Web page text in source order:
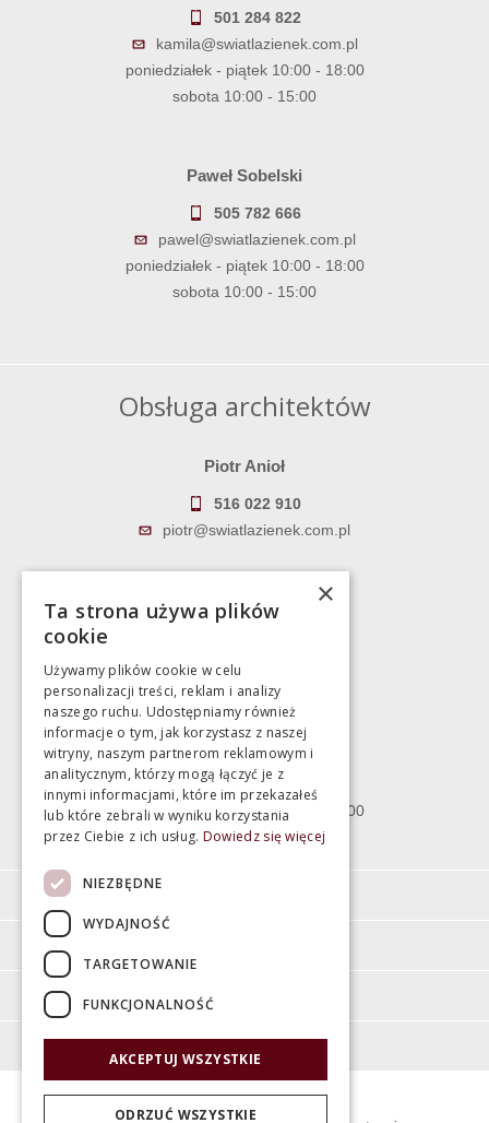
501 284 822
kamila@swiatlazienek.com.pl
poniedziałek - piątek 10:00 - 18:00
sobota 10:00 - 15:00
Paweł Sobelski
505 782 666
pawel@swiatlazienek.com.pl
poniedziałek - piątek 10:00 - 18:00
sobota 10:00 - 15:00
Obsługa architektów
Piotr Anioł
516 022 910
piotr@swiatlazienek.com.pl
783 043 083
Magazyn
Bartycka 24/26 Hala 100
00-716 Warszawa
poniedziałek - piątek 10:00 - 18:00
sobota 10:00 - 15:00
Moje konto
O firmie
×
Ta strona używa plików
cookie
Używamy plików cookie w celu
personalizacji treści, reklam i analizy
naszego ruchu. Udostępniamy również
informacje o tym, jak korzystasz z naszej
witryny, naszym partnerom reklamowym i
analitycznym, którzy mogą łączyć je z
innymi informacjami, które im przekazałeś
lub które zebrali w wyniku korzystania
przez Ciebie z ich usług. Dowiedz się więcej
NIEZBĘDNE
WYDAJNOŚĆ
TARGETOWANIE
FUNKCJONALNOŚĆ
AKCEPTUJ WSZYSTKIE
ODRZUĆ WSZYSTKIE